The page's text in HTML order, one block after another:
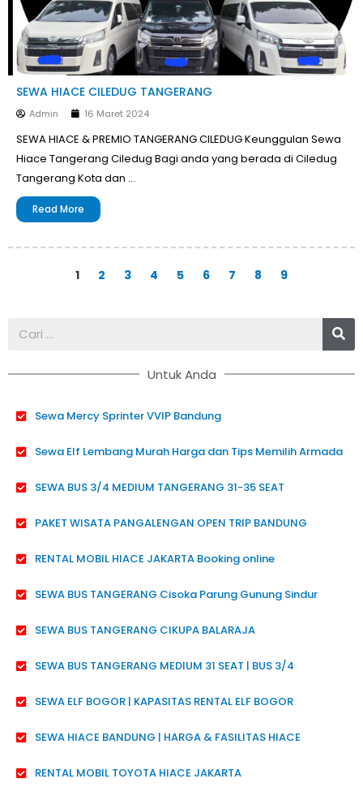
SEWA HIACE CILEDUG TANGERANG
Admin 16 Maret 2024
SEWA HIACE & PREMIO TANGERANG CILEDUG Keunggulan Sewa
Hiace Tangerang Ciledug Bagi anda yang berada di Ciledug
Tangerang Kota dan …
Read More
1 2 3 4 5 6 7 8 9
Untuk Anda
Sewa Mercy Sprinter VVIP Bandung
Sewa Elf Lembang Murah Harga dan Tips Memilih Armada
SEWA BUS 3/4 MEDIUM TANGERANG 31-35 SEAT
PAKET WISATA PANGALENGAN OPEN TRIP BANDUNG
RENTAL MOBIL HIACE JAKARTA Booking online
SEWA BUS TANGERANG Cisoka Parung Gunung Sindur
SEWA BUS TANGERANG CIKUPA BALARAJA
SEWA BUS TANGERANG MEDIUM 31 SEAT | BUS 3/4
SEWA ELF BOGOR | KAPASITAS RENTAL ELF BOGOR
SEWA HIACE BANDUNG | HARGA & FASILITAS HIACE
RENTAL MOBIL TOYOTA HIACE JAKARTA